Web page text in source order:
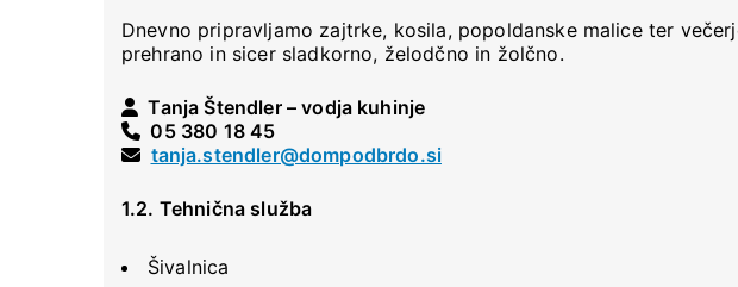
Dnevno pripravljamo zajtrke, kosila, popoldanske malice ter
prehrano in sicer sladkorno, želodčno in žolčno.
Tanja Štendler – vodja kuhinje
05 380 18 45
tanja.stendler@dompodbrdo.si
1.2. Tehnična služba
Šivalnica